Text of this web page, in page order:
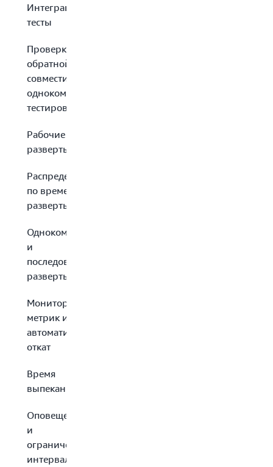
Интеграционные
тесты
Проверка
обратной
совместимости и
однокомпонентное
тестирование
Рабочие
развертывания
Распределенное
по времени
развертывание
Однокомпонентные
и
последовательные
развертывания
Мониторинг
метрик и
автоматический
откат
Время
выпекания
Оповещения
и
ограничения
интервала